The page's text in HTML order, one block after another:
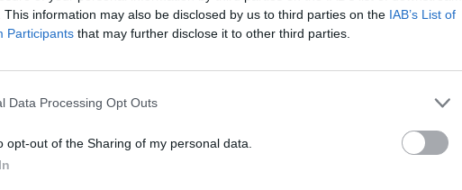
This information may also be disclosed by us to third parties on the IAB’s List of
Participants that may further disclose it to other third parties.
Data Processing Opt Outs
opt-out of the Sharing of my personal data.
fuente preferida de Google de forma gratuita.